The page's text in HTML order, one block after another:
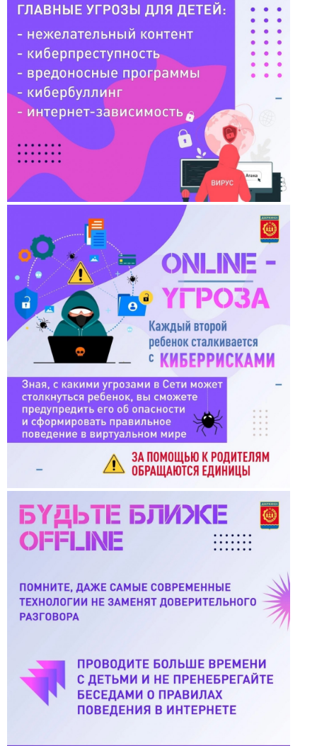
18.04.2022 Экскурсия в пожарную часть г.
17.04.2022 Военно-патриотический слёт "Эстафета
памяти"
13.04.2022 Награждение волонтеров. Фото Р.
Лобанова
13.04.2022 Фестиваль "Профессия космонавт"
13.04.2022 В состоянии ресурса (экскурсия на ТК
"Дзержинск")
05.04.2022 В состоянии ресурса (экскурсия в
Дзержинский театр кукол)
30.03.2022 Большая психологическая игра
24.03.2022 Большая психологическая игра
"Территория успеха" (2 часть)
16.03.2022 Большая психологическая игра
"Территория успеха"
06.03.2022 Масленица на территории парка
"Утиное озеро"
03.03.2022 Масленица в клубе Бригантина
27.02.2022 Мальчишник - 2022
22.02.2022 Проект "Цифровая культура". Дагестан
27.01.2022 Большая психологическаяигра "Мир
открытых дверей"
25.01.2022 Проект "Цифровая культура".
Бошкортостан
24.12.2021 Городская развлекательная программа
в парке "Утиное озеро"
26.11.2021 Лаборатория профессий. Часть 2
21.10.2021 Занятие по финансовой грамотности
17.11.2021 Межведомственная беседа
"Подросток и закон"
03.10.2021 Туристический слёт
11.09.2021 Поэтическая площадка "Послушайте!"
20.01.2019 Дорога к радости - сияние Рождества
11.02.2019 Патриотический вечер «Афганские
страницы»